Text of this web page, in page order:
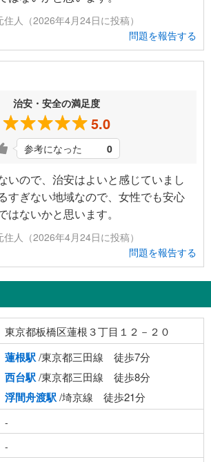
人（2026年4月24日に投稿）
問題を報告する
治安・安全の満足度
5.0
参考になった 0
いので、治安はよいと感じていまし
すぎない地域なので、女性でも安心
はないかと思います。
人（2026年4月24日に投稿）
問題を報告する
東京都板橋区蓮根３丁目１２－２０
蓮根駅/東京都三田線 徒歩7分
西台駅/東京都三田線 徒歩8分
浮間舟渡駅/埼京線 徒歩21分
-
-